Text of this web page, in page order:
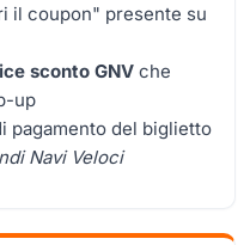
il coupon" presente su
sconto GNV che
up
pagamento del biglietto
Navi Veloci